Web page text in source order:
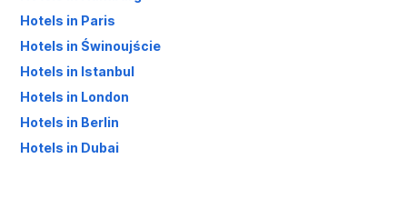
Hotels in Paris
Hotels in Świnoujście
Hotels in Istanbul
Hotels in London
Hotels in Berlin
Hotels in Dubai